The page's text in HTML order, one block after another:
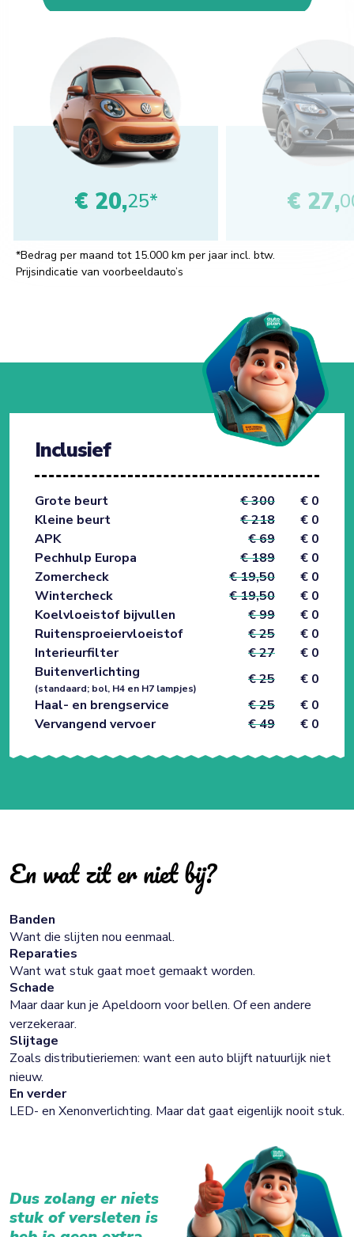
€ 20,25* € 27,
*Bedrag per maand tot 15.000 km per jaar incl. btw.
Prijsindicatie van voorbeeldauto’s
Inclusief
Grote beurt € 300
€ 0
Kleine beurt
€ 218
€ 0
APK
€ 69
€ 0
Pechhulp Europa
€ 189
€ 0
Zomercheck
€ 19,50
€ 0
Wintercheck
€ 19,50
€ 0
Koelvloeistof bijvullen
€ 99
€ 0
Ruitensproeiervloeistof
€ 25
€ 0
Interieurfilter
€ 27
€ 0
Buitenverlichting
(standaard; bol, H4 en H7 lampjes)
€ 25
€ 0
Haal- en brengservice
€ 25
€ 0
Vervangend vervoer
€ 49 € 0
En wat zit er niet bij?
Banden
Want die slijten nou eenmaal.
Reparaties
Want wat stuk gaat moet gemaakt worden.
Schade
Maar daar kun je Apeldoorn voor bellen. Of een andere
verzekeraar.
Slijtage
Zoals distributieriemen: want een auto blijft natuurlijk niet
nieuw.
En verder
LED- en Xenonverlichting. Maar dat gaat eigenlijk nooit stuk.
Dus zolang er niets
stuk of versleten is